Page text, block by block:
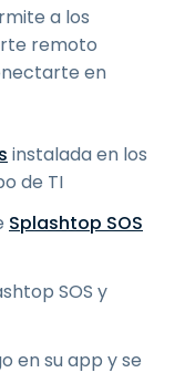
a los
remoto
en
instalada en los
de TI
Splashtop SOS
SOS y
en su app y se